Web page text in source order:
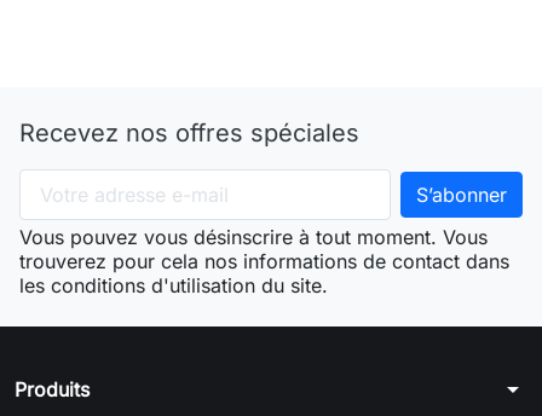
Recevez nos offres spéciales
Vous pouvez vous désinscrire à tout moment. Vous
trouverez pour cela nos informations de contact dans
les conditions d'utilisation du site.
Produits arrow_drop_down